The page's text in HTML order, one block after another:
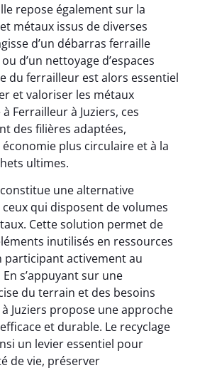
repose également sur la
métaux issus de diverses
d’un débarras ferraille
d’un nettoyage d’espaces
du ferrailleur est alors essentiel
et valoriser les métaux
Ferrailleur à Juziers, ces
des filières adaptées,
plus circulaire et à la
ultimes.
une alternative
qui disposent de volumes
Cette solution permet de
inutilisés en ressources
participant activement au
s’appuyant sur une
du terrain et des besoins
Juziers propose une approche
et durable. Le recyclage
un levier essentiel pour
de vie, préserver